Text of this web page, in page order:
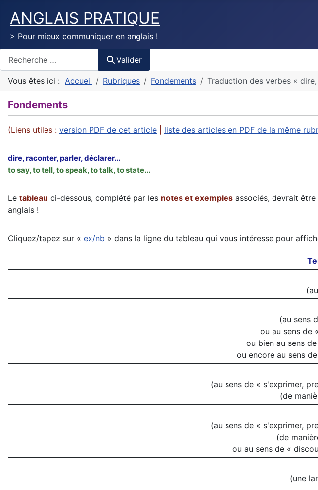
ANGLAIS PRATIQUE
> Pour mieux communiquer en anglais !
Valider
Vous êtes ici : Accueil Rubriques Fondements Traduction des verbes «
Fondements
(Liens utiles : version PDF de cet article liste des articles en PDF de la même
dire, raconter, parler, déclarer...
to say, to tell, to speak, to talk, to state...
Le tableau ci-dessous, complété par les notes et exemples associés, devrait
anglais !
Cliquez/tapez sur « ex/nb » dans la ligne du tableau qui vous intéresse pour
(au sens
ou au sens de
ou bien au sens
ou encore au sens
(au sens de « s'exprimer,
(de
(au sens de « s'exprimer,
(de
ou au sens de «
(une